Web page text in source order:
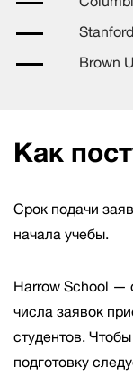
Brown
Как
Срок подачи
начала учебы.
Harrow School —
числа заявок
студентов.
подготовку